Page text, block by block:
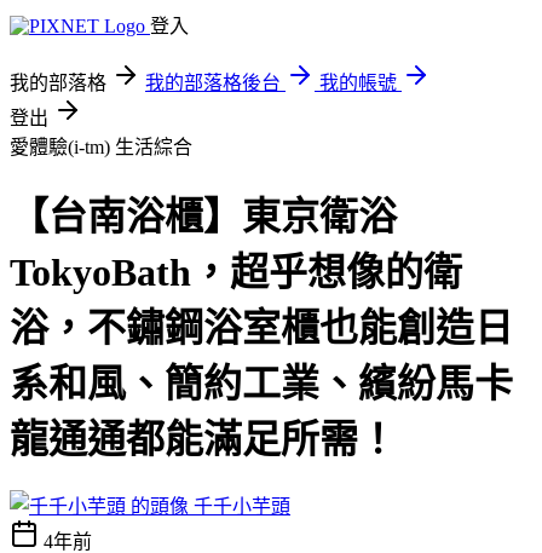
登入
我的部落格 我的部落格後台
我的帳號
登出
愛體驗(i-tm) 生活綜合
【台南浴櫃】東京衛浴
TokyoBath，超乎想像的衛
浴，不鏽鋼浴室櫃也能創造日
系和風、簡約工業、繽紛馬卡
龍通通都能滿足所需！
千千小芋頭
4年前